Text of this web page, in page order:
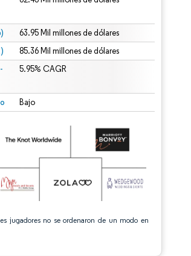
63.95 Mil millones de dólares
85.36 Mil millones de dólares
5.95% CAGR
Bajo
jugadores no se ordenaron de un modo en
requiere atribución según CC BY 4.0.